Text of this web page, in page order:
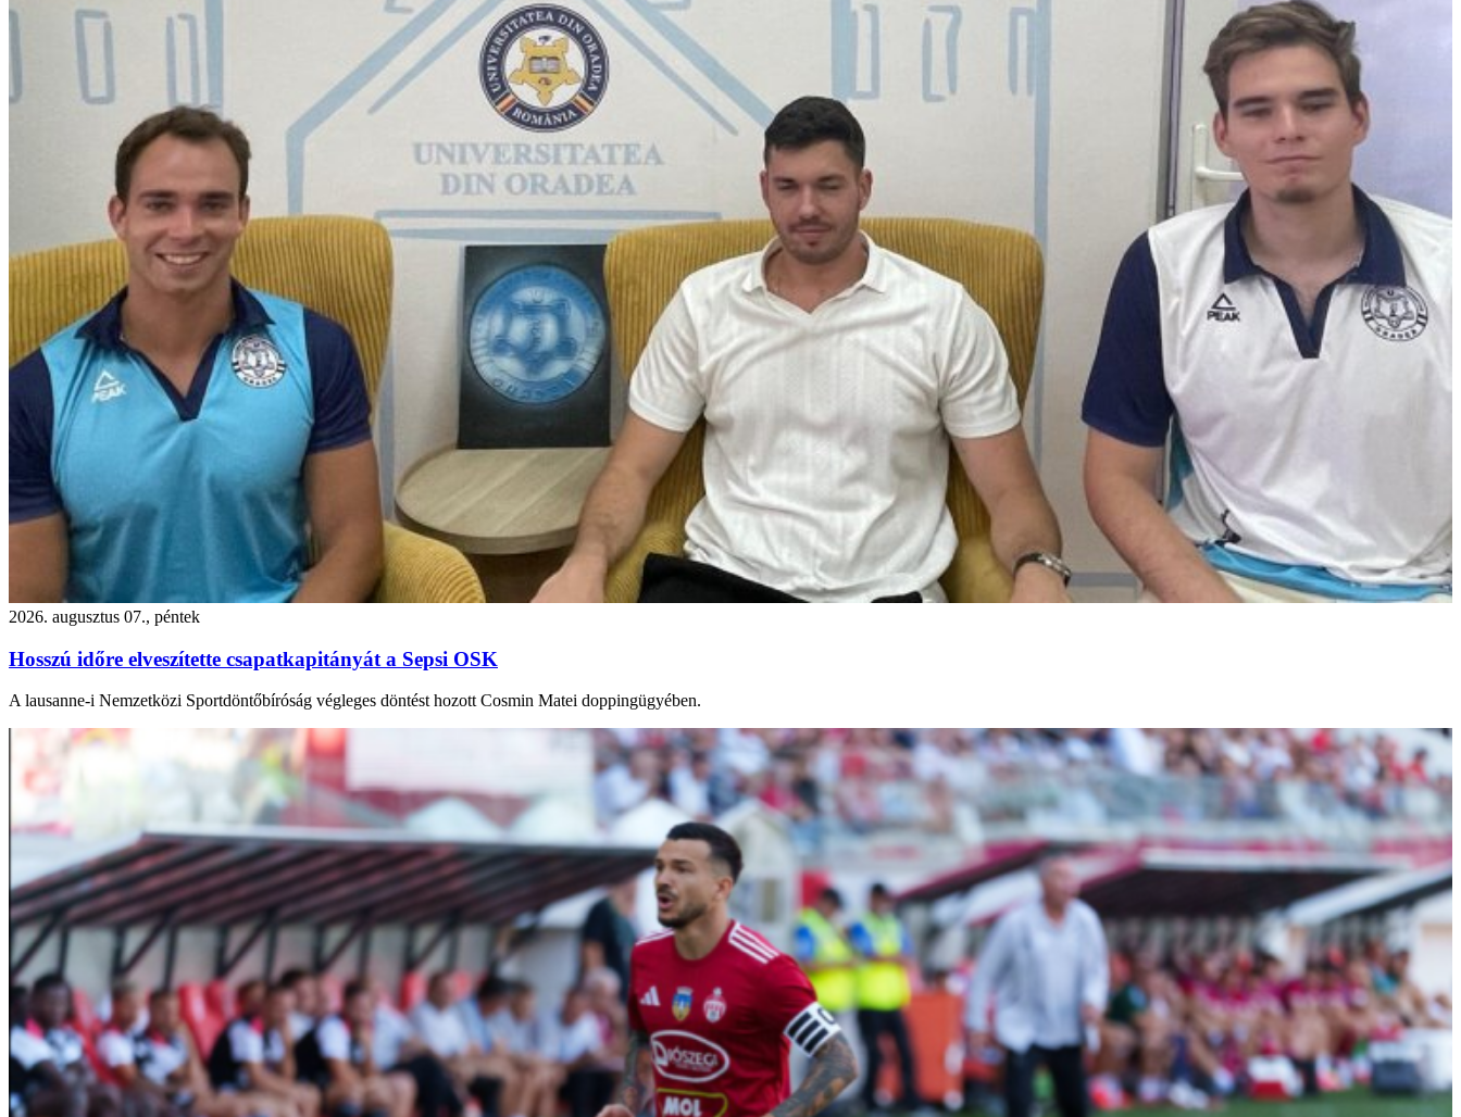
2026. augusztus 07., péntek
Hosszú időre elveszítette csapatkapitányát a Sepsi OSK
A lausanne-i Nemzetközi Sportdöntőbíróság végleges döntést hozott Cosmin Matei doppingügyében.